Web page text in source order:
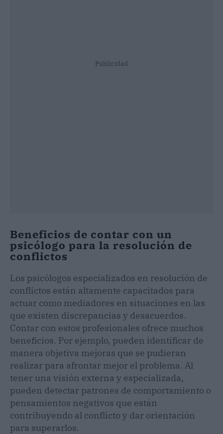
Publicidad
Beneficios de contar con un
psicólogo para la resolución de
conflictos
Los psicólogos especializados en resolución de
conflictos están altamente capacitados para
actuar como mediadores en situaciones en las
que existen discrepancias y desacuerdos.
Contar con estos profesionales ofrece muchos
beneficios. Por ejemplo, pueden identificar de
manera objetiva mejoras que se pudieran
realizar para afrontar mejor el problema. Al
tener una visión externa y especializada,
pueden detectar patrones de comportamiento o
pensamientos negativos que están
contribuyendo al conflicto y dar orientación
para superarlos.